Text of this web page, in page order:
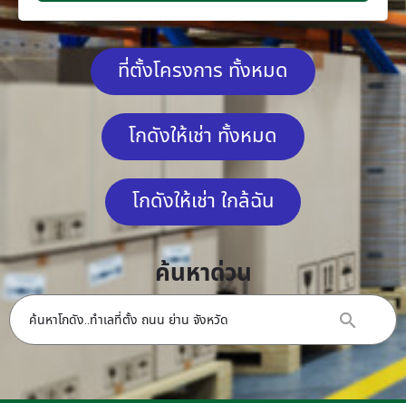
ที่ตั้งโครงการ ทั้งหมด
โกดังให้เช่า ทั้งหมด
โกดังให้เช่า ใกล้ฉัน
ค้นหาด่วน